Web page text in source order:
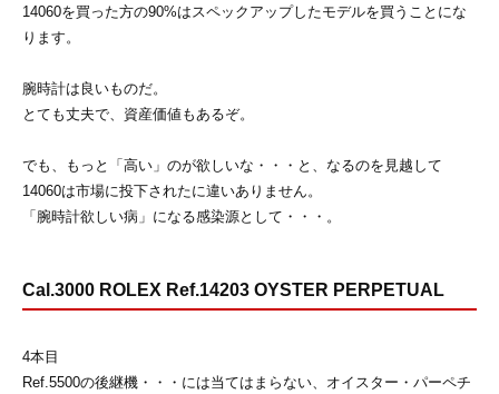
14060を買った方の90%はスペックアップしたモデルを買うことにな
ります。
腕時計は良いものだ。
とても丈夫で、資産価値もあるぞ。
でも、もっと「高い」のが欲しいな・・・と、なるのを見越して
14060は市場に投下されたに違いありません。
「腕時計欲しい病」になる感染源として・・・。
Cal.3000 ROLEX Ref.14203 OYSTER PERPETUAL
4本目
Ref.5500の後継機・・・には当てはまらない、オイスター・パーペチ